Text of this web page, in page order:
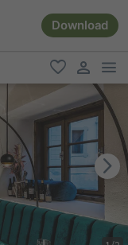
Download
favoriti
user link